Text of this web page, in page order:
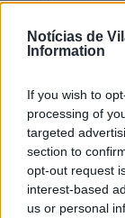
Notícias de
Information
If you wish to
processing of
targeted
section to
opt-out request
interest-based
us or personal
Município
cabine
6 de Agosto, 2026